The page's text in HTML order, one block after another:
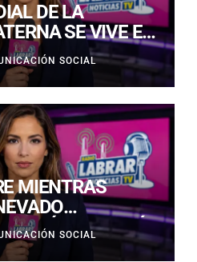
DE LA
SE VIVE EN
EDUCATIVA
SOCIAL
MIENTRAS
PERÚ: SE HABRÍA
900 METROS
SOCIAL